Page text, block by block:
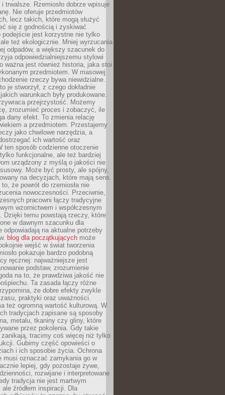
trwalsze. Rzemiosło dobrze wpisuje
Nie oferuje przedmiotów
lecz takich, które mogą służyć
się z godnością i zyskiwać
podejście jest korzystne nie tylko
też ekologicznie. Mniej wyrzucania
odpadów, a większy szacunek do
odpowiedzialniejszemu stylowi
ważna jest również historia, jaka stoi
przedmiotem. W masowej
rzeczy bywa niewidzialne.
je stworzył, z czego dokładnie
warunkach były produkowane.
przejrzystość. Możemy
zrozumieć proces i zobaczyć, ile
dany efekt. To zmienia relację
a przedmiotem. Przestajemy
jako chwilowe narzędzia, a
ich wartość oraz
ten sposób codzienne otoczenie
funkcjonalne, ale też bardziej
urządzony z myślą o jakości nie
Może być prosty, ale spójny,
na decyzjach, które mają sens.
że powrót do rzemiosła nie
nowoczesności. Przeciwnie,
pracowni łączy tradycyjne
wzornictwem i współczesnym
Dzięki temu powstają rzeczy, które
w dawnym szacunku dla
odpowiadają na aktualne potrzeby
blog dla początkujących może
wejść w świat tworzenia
pokazuje bardzo podobną
ręcznej: najważniejsze jest
podstaw, zrozumienie
na to, że prawdziwa jakość nie
Ta zasada łączy różne
że dobre efekty zwykle
praktyki oraz uważności.
też ogromną wartość kulturową. W
tradycjach zapisane są sposoby
metalu, tkaniny czy gliny, które
przez pokolenia. Gdy takie
tracimy coś więcej niż tylko
Gubimy część opowieści o
i ich sposobie życia. Ochrona
musi oznaczać zamykania go w
lepiej, gdy pozostaje żywe,
rozwijane i interpretowane
tradycja nie jest martwym
źródłem inspiracji. Dla